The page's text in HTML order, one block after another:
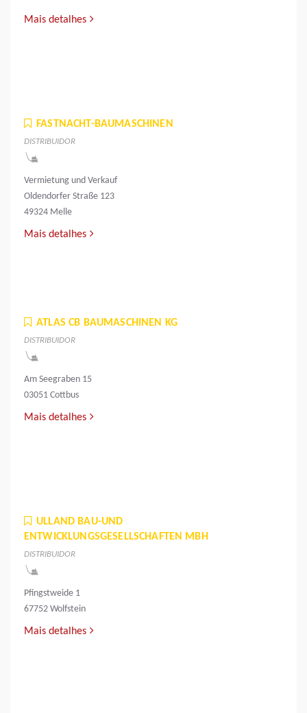
Mais detalhes
FASTNACHT-BAUMASCHINEN
DISTRIBUIDOR
Vermietung und Verkauf
Oldendorfer Straße 123
49324 Melle
Mais detalhes
ATLAS CB BAUMASCHINEN KG
DISTRIBUIDOR
Am Seegraben 15
03051 Cottbus
Mais detalhes
ULLAND BAU-UND
ENTWICKLUNGSGESELLSCHAFTEN MBH
DISTRIBUIDOR
Pfingstweide 1
67752 Wolfstein
Mais detalhes